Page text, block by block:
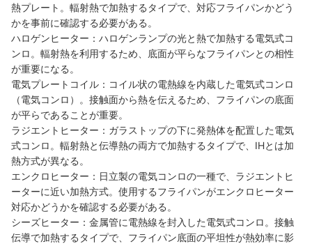
熱プレート。輻射熱で加熱するタイプで、対応フライパンかどう
かを事前に確認する必要がある。
ハロゲンヒーター：ハロゲンランプの光と熱で加熱する電気式コ
ンロ。輻射熱を利用するため、底面が平らなフライパンとの相性
が重要になる。
電気プレートコイル：コイル状の電熱線を内蔵した電気式コンロ
（電気コンロ）。接触面から熱を伝えるため、フライパンの底面
が平らであることが重要。
ラジエントヒーター：ガラストップの下に発熱体を配置した電気
式コンロ。輻射熱と伝導熱の両方で加熱するタイプで、IHとは加
熱方式が異なる。
エンクロヒーター：日立製の電気コンロの一種で、ラジエントヒ
ーターに近い加熱方式。使用するフライパンがエンクロヒーター
対応かどうかを確認する必要がある。
シーズヒーター：金属管に電熱線を封入した電気式コンロ。接触
伝導で加熱するタイプで、フライパン底面の平坦性が熱効率に影